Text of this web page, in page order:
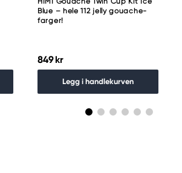
Blue – hele 112 jelly gouache-
farger!
849 kr
Legg i handlekurven